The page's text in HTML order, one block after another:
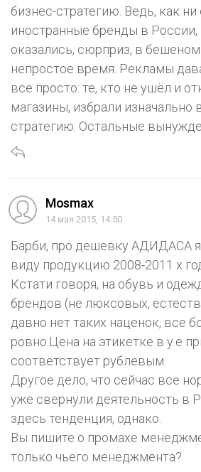
бизнес-стратегию. Ведь, как ни
иностранные бренды в России,
оказались, сюрприз, в
непростое время. Рекламы
все просто: те, кто не ушёл и
магазины, избрали изначально
стратегию. Остальные
Mosmax
14 мая 2015, 14:50
Барби, про дешевку АДИДАСА я
виду продукцию 2008-2011 х
Кстати говоря, на обувь и
брендов (не люксовых,
давно нет таких наценок, все
ровно.Цена на этикетке в у.е
соответствует рублевым.
Другое дело, что сейчас все
уже свернули деятельность в
здесь тенденция, однако.
Вы пишите о промахе
только чьего менеджмента?